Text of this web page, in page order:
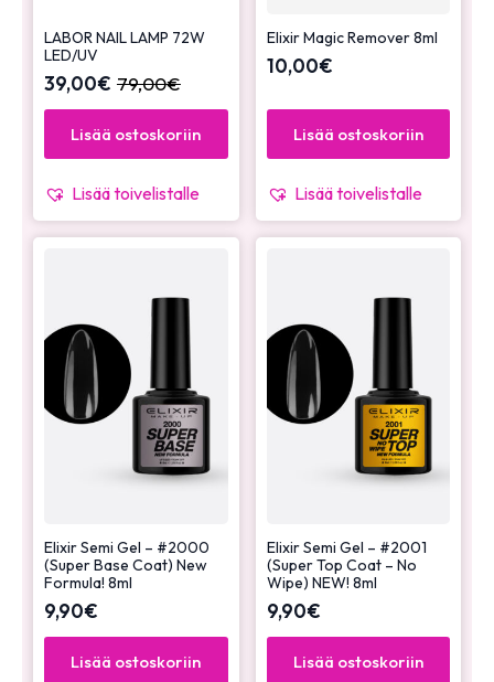
LABOR NAIL LAMP 72W
LED/UV
79,00€
39,00€
Lisää ostoskoriin
Lisää toivelistalle
Elixir Magic Remover 8ml
10,00€
Lisää ostoskoriin
Lisää toivelistalle
Elixir Semi Gel – #2000
(Super Base Coat) New
Formula! 8ml
9,90€
Lisää ostoskoriin
Elixir Semi Gel – #2001
(Super Top Coat – No
Wipe) NEW! 8ml
9,90€
Lisää ostoskoriin